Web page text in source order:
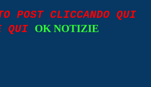
POST CLICCANDO QUI
QUI
OK NOTIZIE